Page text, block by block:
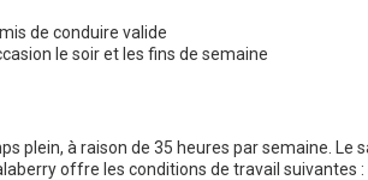
de conduire valide
le soir et les fins de semaine
plein, à raison de 35 heures par semaine. Le
offre les conditions de travail suivantes :